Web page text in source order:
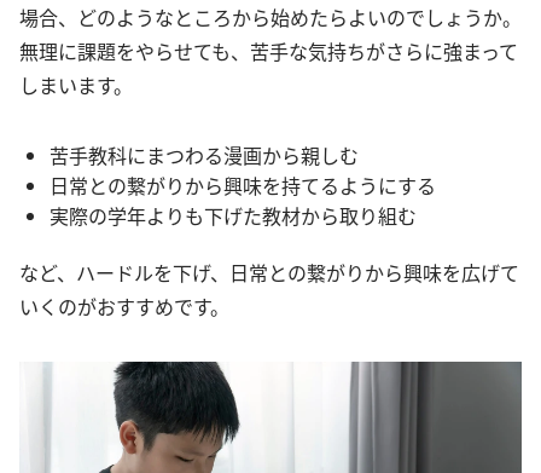
場合、どのようなところから始めたらよいのでしょうか。
無理に課題をやらせても、苦手な気持ちがさらに強まって
しまいます。
苦手教科にまつわる漫画から親しむ
日常との繋がりから興味を持てるようにする
実際の学年よりも下げた教材から取り組む
など、ハードルを下げ、日常との繋がりから興味を広げて
いくのがおすすめです。